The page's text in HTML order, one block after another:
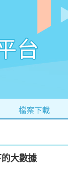
檔案下載
大數據